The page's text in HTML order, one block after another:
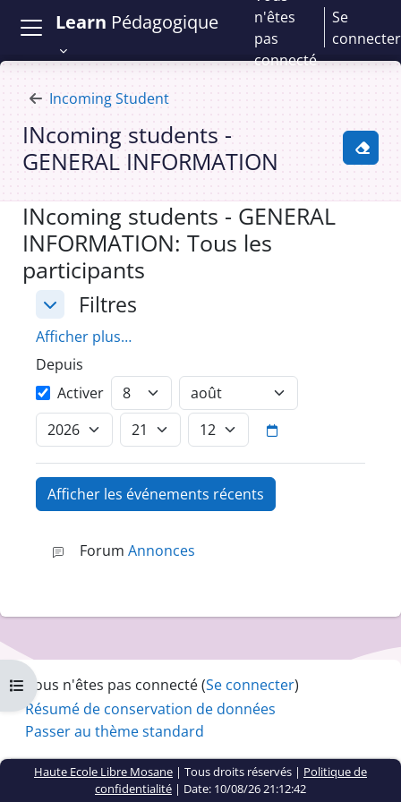
Learn Pédagogique
n'êtes
pas
connecté
Se
connecter
Ouvrir l’index du cours
Incoming Student
INcoming students -
GENERAL INFORMATION
INcoming students - GENERAL
INFORMATION: Tous les
participants
Filtres
FiltresFiltres
Afficher plus…
Depuis
Depuis
Activer Jour
Mois
Année
Heure Minute
Forum Annonces
Vous n'êtes pas connecté (Se connecter)
Résumé de conservation de données
Passer au thème standard
Haute Ecole Libre Mosane | Tous droits réservés | Politique de
confidentialité | Date: 10/08/26 21:12:42